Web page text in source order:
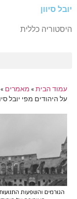
יובל סיוון
היסטוריה כללית
עמוד הבית» מאמרים »
על היהודים מפי יובל